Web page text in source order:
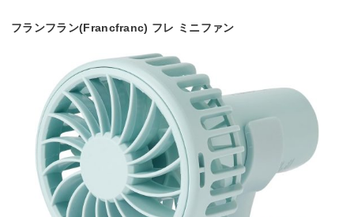
フランフラン(Francfranc) フレ ミニファン